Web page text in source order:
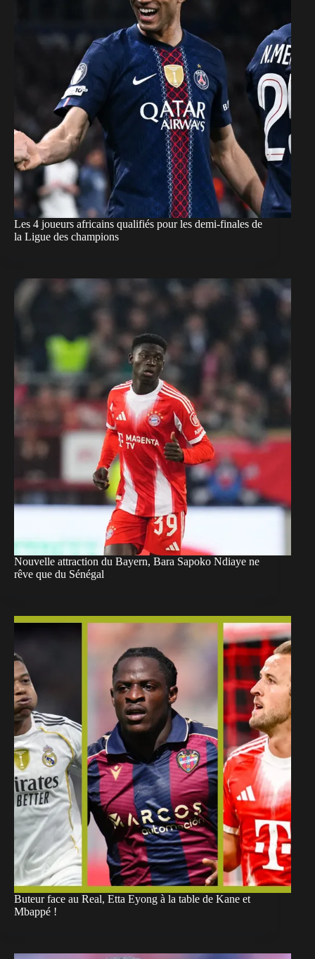
Les 4 joueurs africains qualifiés pour les demi-finales de
la Ligue des champions
Nouvelle attraction du Bayern, Bara Sapoko Ndiaye ne
rêve que du Sénégal
Buteur face au Real, Etta Eyong à la table de Kane et
Mbappé !